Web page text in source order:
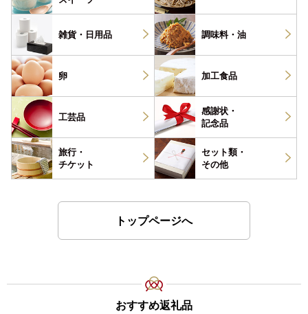
雑貨・ 日用品 調味料・ 油
卵 加工食品
工芸品
感謝状・
記念品
旅行・
チケット
セット類・
その他
トップページへ
おすすめ返礼品